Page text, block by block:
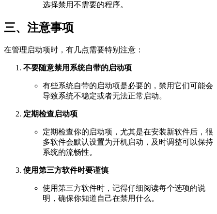
选择禁用不需要的程序。
三、注意事项
在管理启动项时，有几点需要特别注意：
不要随意禁用系统自带的启动项
有些系统自带的启动项是必要的，禁用它们可能会
导致系统不稳定或者无法正常启动。
定期检查启动项
定期检查你的启动项，尤其是在安装新软件后，很
多软件会默认设置为开机启动，及时调整可以保持
系统的流畅性。
使用第三方软件时要谨慎
使用第三方软件时，记得仔细阅读每个选项的说
明，确保你知道自己在禁用什么。